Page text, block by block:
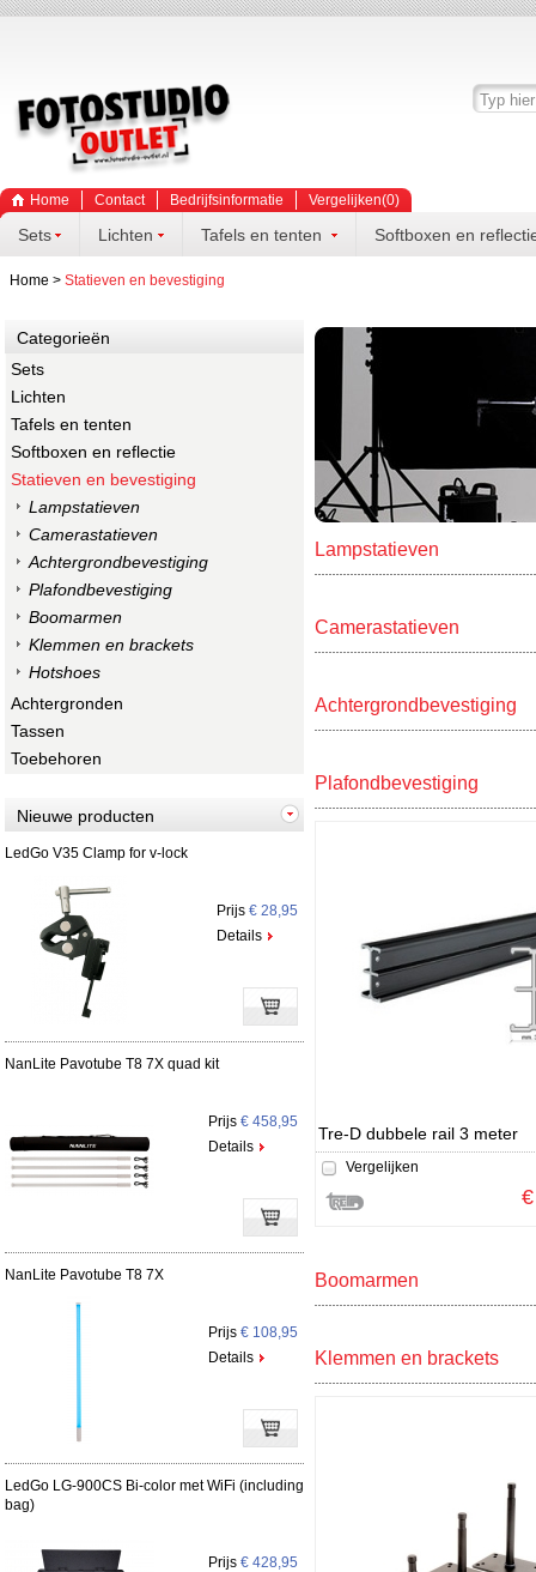
Home Contact Bedrijfsinformatie Vergelijken(0)
Sets Lichten Tafels en tenten Softboxen en
Home > Statieven en bevestiging
Categorieën
Sets
Lichten
Tafels en tenten
Softboxen en reflectie
Statieven en bevestiging
Lampstatieven
Camerastatieven
Achtergrondbevestiging
Plafondbevestiging
Boomarmen
Klemmen en brackets
Hotshoes
Achtergronden
Tassen
Toebehoren
Nieuwe producten
LedGo V35 Clamp for v-lock
Prijs € 28,95
Details
NanLite Pavotube T8 7X quad kit
Prijs € 458,95
Details
NanLite Pavotube T8 7X
Prijs € 108,95
Details
LedGo LG-900CS Bi-color met WiFi (including
bag)
Prijs € 428,95
Lampstatieven
Camerastatieven
Achtergrondbevestiging
Plafondbevestiging
Tre-D dubbele rail 3 meter
Vergelijken
Boomarmen
Klemmen en brackets